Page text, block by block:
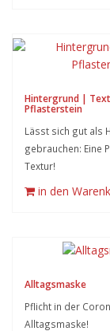
Hintergrund |
Pflasterstein
Lässt sich gut als
gebrauchen: Eine
Textur!
in den
Alltagsmaske
Pflicht in der
Alltagsmaske!